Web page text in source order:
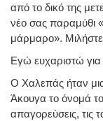
από το δικό της
νέο σας παραμύθι
μάρμαρο». Μιλήστε
Εγώ ευχαριστώ
Ο Χαλεπάς ήταν
Άκουγα το όνομά
απαγορεύσεις, τις